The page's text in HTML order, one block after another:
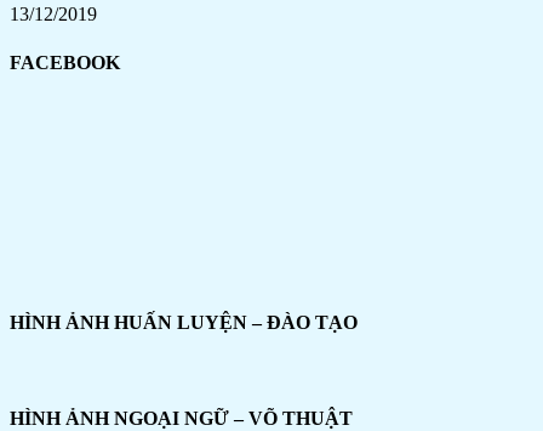
13/12/2019
FACEBOOK
HÌNH ẢNH HUẤN LUYỆN – ĐÀO TẠO
HÌNH ẢNH NGOẠI NGỮ – VÕ THUẬT